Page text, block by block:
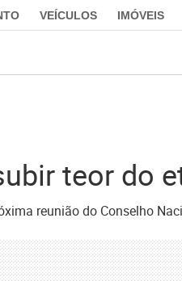
VEÍCULOS IMÓVEIS
teor do
reunião do Conselho